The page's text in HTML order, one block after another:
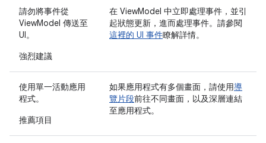
請勿將事件從
ViewModel 傳送至
UI。
強烈建議
在 ViewModel 中立即處理事件，並引
起狀態更新，進而處理事件。請參閱
這裡的 UI 事件瞭解詳情。
使用單一活動應用
程式。
推薦項目
如果應用程式有多個畫面，請使用導
覽片段前往不同畫面，以及深層連結
至應用程式。